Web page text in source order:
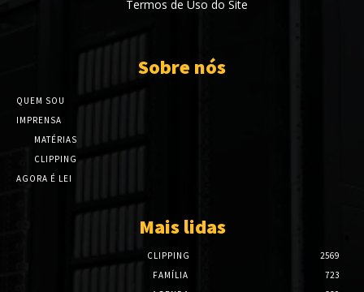
Termos de Uso do Site
Sobre nós
QUEM SOU
IMPRENSA
MATÉRIAS
CLIPPING
AGORA É LEI
Mais lidas
CLIPPING
2569
FAMÍLIA
723